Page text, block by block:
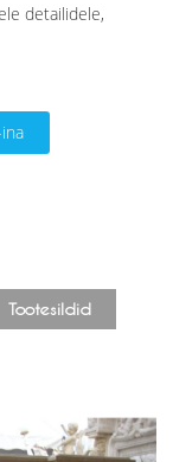
detailidele,
Tootesildid